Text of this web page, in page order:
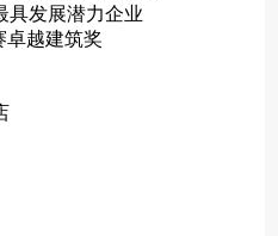
具发展潜力企业
卓越建筑奖